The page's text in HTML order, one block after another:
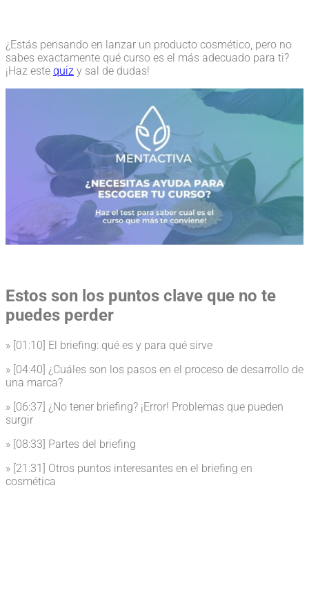
¿Estás pensando en lanzar un producto cosmético, pero no
sabes exactamente qué curso es el más adecuado para ti?
¡Haz este quiz y sal de dudas!
Estos son los puntos clave que no te
puedes perder
» [01:10] El briefing: qué es y para qué sirve
» [04:40] ¿Cuáles son los pasos en el proceso de desarrollo de
una marca?
» [06:37] ¿No tener briefing? ¡Error! Problemas que pueden
surgir
» [08:33] Partes del briefing
» [21:31] Otros puntos interesantes en el briefing en
cosmética